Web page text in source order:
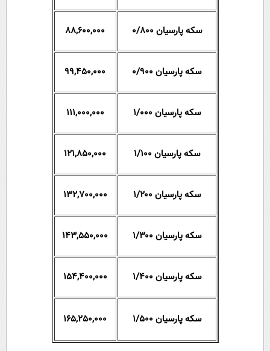
سکه پارسیان ۰/۸۰۰ 88,600,000
سکه پارسیان ۰/۹۰۰ 99,450,000
سکه پارسیان ۱/۰۰۰ 111,000,000
سکه پارسیان ۱/۱۰۰ 121,850,000
سکه پارسیان ۱/۲۰۰ 132,700,000
سکه پارسیان ۱/۳۰۰ 143,550,000
سکه پارسیان ۱/۴۰۰ 154,400,000
سکه پارسیان ۱/۵۰۰ 165,250,000